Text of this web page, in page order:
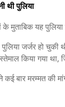
थी पुलिया
के मुताबिक यह
जर्जर हो चुकी
किया गया
कई बार मरम्मत की